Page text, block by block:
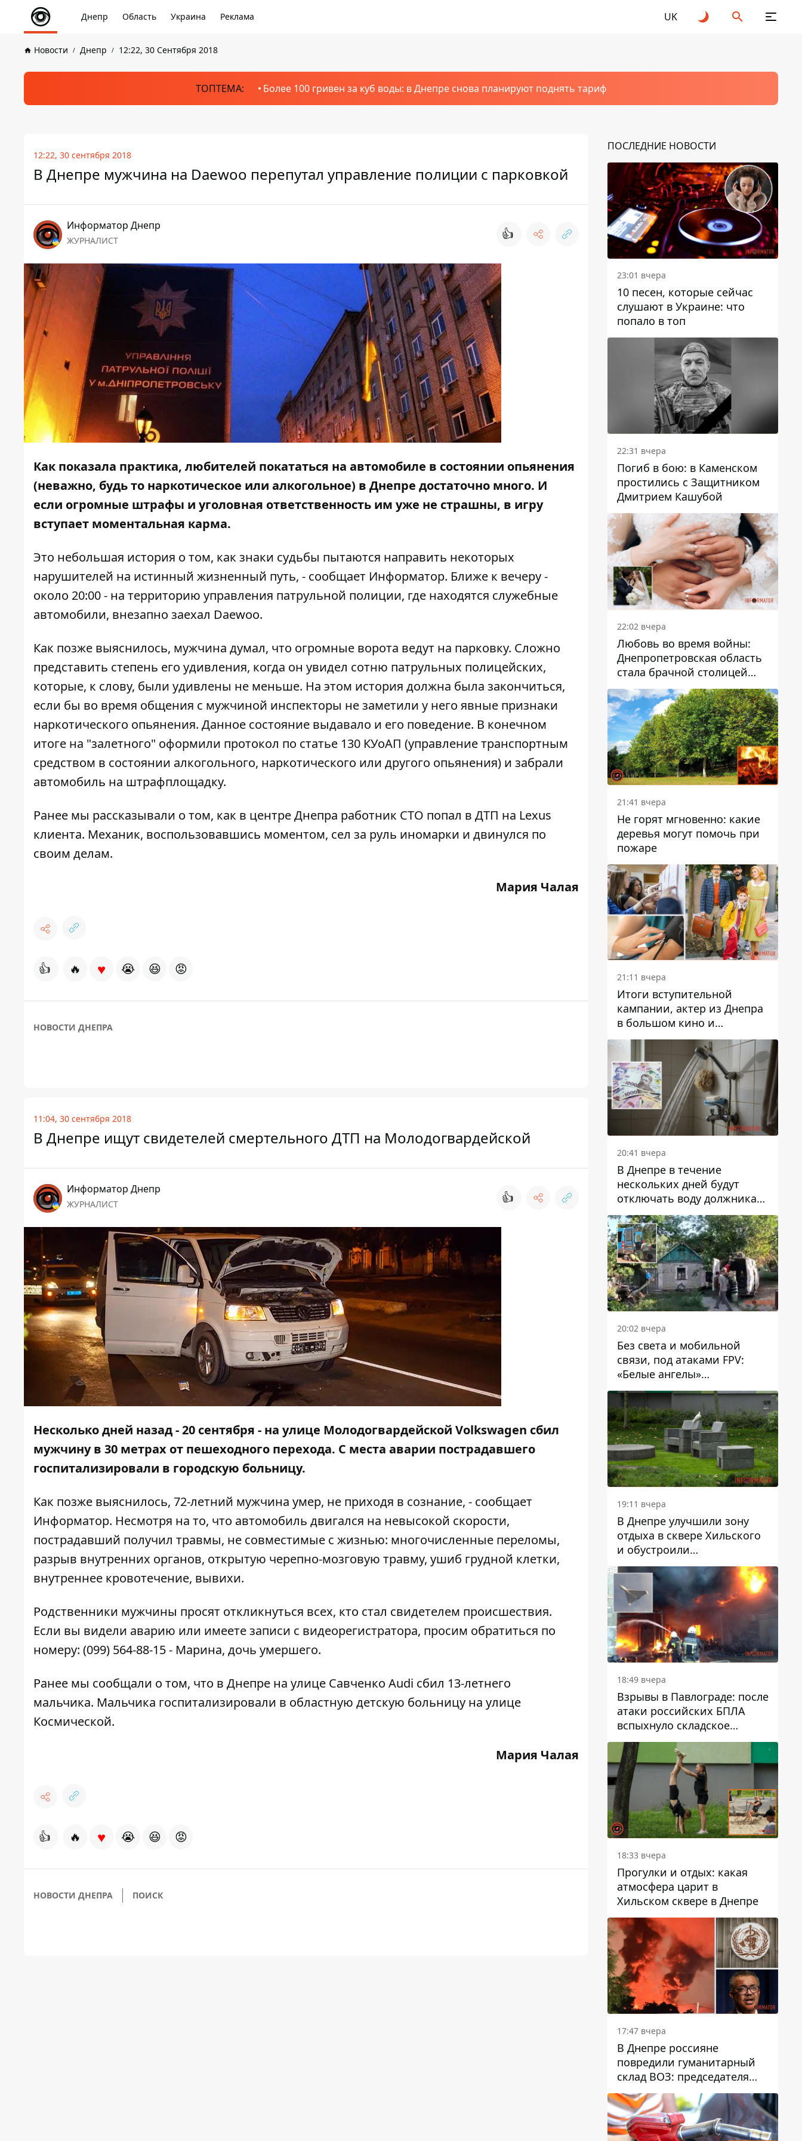
Днепр Область Украина Реклама UK
Новости Днепр 12:22, 30 Сентября 2018
ТОПТЕМА: Более 100 гривен за куб воды: в Днепре снова планируют поднять тариф
12:22, 30 сентября 2018
В Днепре мужчина на Daewoo перепутал управление полиции с парковкой
Информатор Днепр
ЖУРНАЛИСТ 👍
Как показала практика, любителей покататься на автомобиле в состоянии опьянения
(неважно, будь то наркотическое или алкогольное) в Днепре достаточно много. И
если огромные штрафы и уголовная ответственность им уже не страшны, в игру
вступает моментальная карма.
Это небольшая история о том, как знаки судьбы пытаются направить некоторых
нарушителей на истинный жизненный путь, - сообщает Информатор. Ближе к вечеру -
около 20:00 - на территорию управления патрульной полиции, где находятся служебные
автомобили, внезапно заехал Daewoo.
Как позже выяснилось, мужчина думал, что огромные ворота ведут на парковку. Сложно
представить степень его удивления, когда он увидел сотню патрульных полицейских,
которые, к слову, были удивлены не меньше. На этом история должна была закончиться,
если бы во время общения с мужчиной инспекторы не заметили у него явные признаки
наркотического опьянения. Данное состояние выдавало и его поведение. В конечном
итоге на "залетного" оформили протокол по статье 130 КУоАП (управление транспортным
средством в состоянии алкогольного, наркотического или другого опьянения) и забрали
автомобиль на штрафплощадку.
Ранее мы рассказывали о том, как в центре Днепра работник СТО попал в ДТП на Lexus
клиента. Механик, воспользовавшись моментом, сел за руль иномарки и двинулся по
своим делам.
Мария Чалая
👍 🔥 ♥ 😭 😆 😡
НОВОСТИ ДНЕПРА
11:04, 30 сентября 2018
В Днепре ищут свидетелей смертельного ДТП на Молодогвардейской
Информатор Днепр
ЖУРНАЛИСТ 👍
Несколько дней назад - 20 сентября - на улице Молодогвардейской Volkswagen сбил
мужчину в 30 метрах от пешеходного перехода. С места аварии пострадавшего
госпитализировали в городскую больницу.
Как позже выяснилось, 72-летний мужчина умер, не приходя в сознание, - сообщает
Информатор. Несмотря на то, что автомобиль двигался на невысокой скорости,
пострадавший получил травмы, не совместимые с жизнью: многочисленные переломы,
разрыв внутренних органов, открытую черепно-мозговую травму, ушиб грудной клетки,
внутреннее кровотечение, вывихи.
Родственники мужчины просят откликнуться всех, кто стал свидетелем происшествия.
Если вы видели аварию или имеете записи с видеорегистратора, просим обратиться по
номеру: (099) 564-88-15 - Марина, дочь умершего.
Ранее мы сообщали о том, что в Днепре на улице Савченко Audi сбил 13-летнего
мальчика. Мальчика госпитализировали в областную детскую больницу на улице
Космической.
Мария Чалая
👍 🔥 ♥ 😭 😆 😡
НОВОСТИ ДНЕПРА ПОИСК
ПОСЛЕДНИЕ НОВОСТИ
23:01 вчера
10 песен, которые сейчас
слушают в Украине: что
попало в топ
22:31 вчера
Погиб в бою: в Каменском
простились с Защитником
Дмитрием Кашубой
22:02 вчера
Любовь во время войны:
Днепропетровская область
стала брачной столицей
Украины
21:41 вчера
Не горят мгновенно: какие
деревья могут помочь при
пожаре
21:11 вчера
Итоги вступительной
кампании, актер из Днепра
в большом кино и
полезные советы от
Информатора: топ хороших
новостей недели
20:41 вчера
В Днепре в течение
нескольких дней будут
отключать воду должникам
в Самарском районе: адреса
20:02 вчера
Без света и мобильной
связи, под атаками FPV:
«Белые ангелы»
эвакуировали людей из
Межевой громады
19:11 вчера
В Днепре улучшили зону
отдыха в сквере Хильского
и обустроили
искусственный газон
18:49 вчера
Взрывы в Павлограде: после
атаки российских БПЛА
вспыхнуло складское
здание предприятия
18:33 вчера
Прогулки и отдых: какая
атмосфера царит в
Хильском сквере в Днепре
17:47 вчера
В Днепре россияне
повредили гуманитарный
склад ВОЗ: председателя
организации критикуют за
"неоднозначное"
сообщение